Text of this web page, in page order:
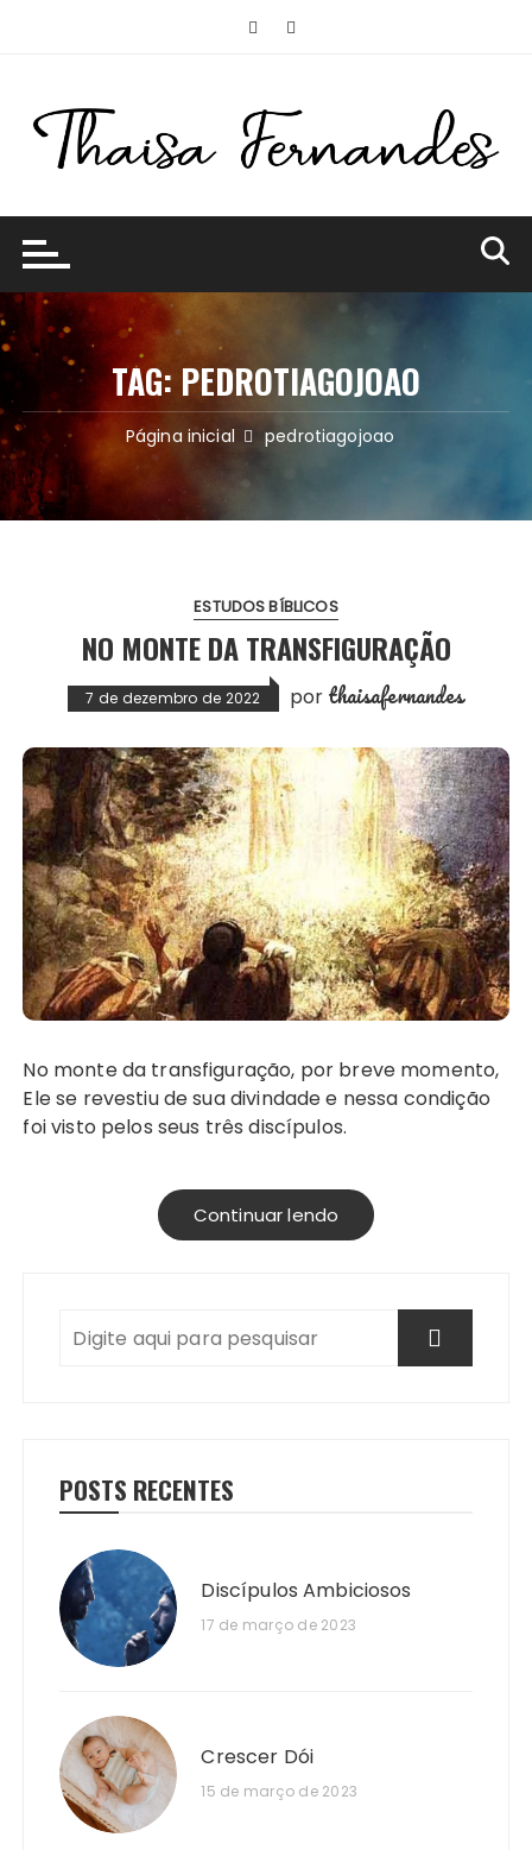
TAG: PEDROTIAGOJOAO
Página inicial pedrotiagojoao
ESTUDOS BÍBLICOS
NO MONTE DA TRANSFIGURAÇÃO
7 de dezembro de 2022 por thaisafernandes
No monte da transfiguração, por breve momento,
Ele se revestiu de sua divindade e nessa condição
foi visto pelos seus três discípulos.
Continuar lendo
POSTS RECENTES
Discípulos Ambiciosos
17 de março de 2023
Crescer Dói
15 de março de 2023